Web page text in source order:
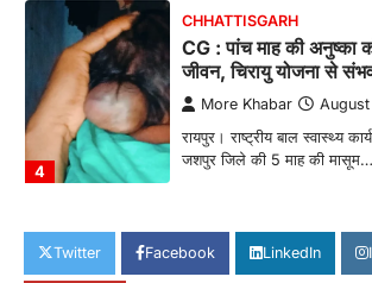
4
CHHATTISGARH
CG : पांच माह की अनुष्का
जीवन, चिरायु योजना से
More Khabar
रायपुर। राष्ट्रीय बाल स्वास्थ्य
जशपुर जिले की 5 माह की मासूम…
CG: छिपली की दीदियों का
पालन से बढ़ी आय और मजबूत
Twitter Facebook LinkedIn